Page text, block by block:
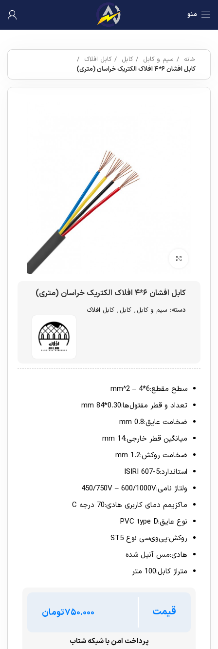
منو
خانه سیم و کابل کابل
کابل افلاک
کابل افشان ۶*۴ افلاک الکتریک خراسان (متری)
کابل افشان ۶*۴ افلاک الکتریک خراسان (متری)
دسته: سیم و کابل , کابل , کابل افلاک
سطح مقطع:6*4 – mm^2
تعداد و قطر مفتول‌ها:0.30*84 mm
ضخامت عایق:0.8 mm
میانگین قطر خارجی:14 mm
ضخامت روکش:1.2 mm
استاندارد:ISIRI 607-5
ولتاژ نامی:450/750V – 600/1000V
ماکزیمم دمای کاربری هادی:70 درجه C
نوع عایق:PVC type D
روکش:پی‌وی‌سی نوع ST5
هادی:مس آنیل شده
متراژ کابل:100 متر
قیمت تومان
پرداخت امن با شبکه شتاب